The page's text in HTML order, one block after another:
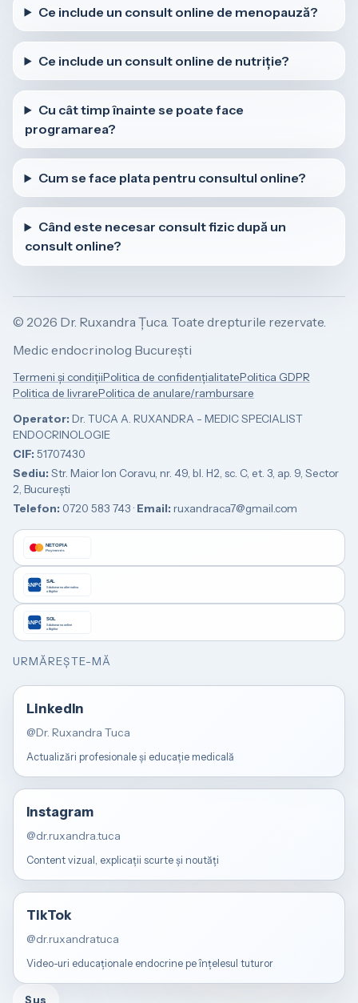
Ce include un consult online de menopauză?
Ce include un consult online de nutriție?
Cu cât timp înainte se poate face
programarea?
Cum se face plata pentru consultul online?
Când este necesar consult fizic după un
consult online?
© 2026 Dr. Ruxandra Țuca. Toate drepturile rezervate.
Medic endocrinolog București
Termeni și condițiiPolitica de confidențialitatePolitica GDPR
Politica de livrarePolitica de anulare/rambursare
Operator: Dr. TUCA A. RUXANDRA - MEDIC SPECIALIST
ENDOCRINOLOGIE
CIF: 51707430
Sediu: Str. Maior Ion Coravu, nr. 49, bl. H2, sc. C, et. 3, ap. 9, Sector
2, București
Telefon: 0720 583 743 · Email: ruxandraca7@gmail.com
URMĂREȘTE-MĂ
LinkedIn
@Dr. Ruxandra Tuca
Actualizări profesionale și educație medicală
Instagram
@dr.ruxandra.tuca
Content vizual, explicații scurte și noutăți
TikTok
@dr.ruxandratuca
Video-uri educaționale endocrine pe înțelesul tuturor
Sus